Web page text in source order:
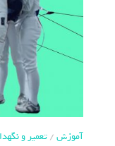
آموزش/تعمیر و